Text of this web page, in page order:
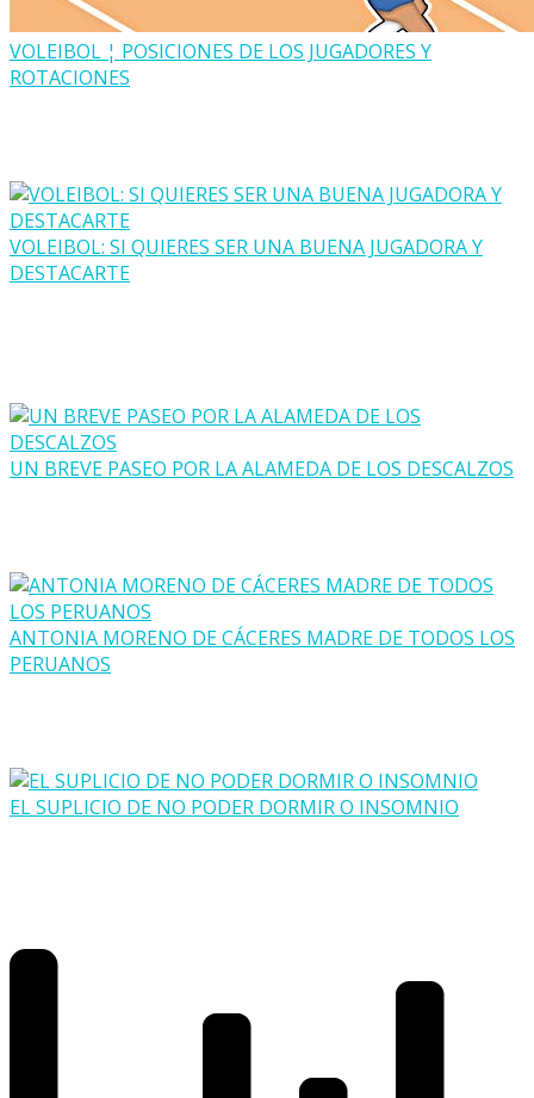
VOLEIBOL ¦ POSICIONES DE LOS JUGADORES Y
ROTACIONES
VOLEIBOL: SI QUIERES SER UNA BUENA JUGADORA Y
DESTACARTE
UN BREVE PASEO POR LA ALAMEDA DE LOS DESCALZOS
ANTONIA MORENO DE CÁCERES MADRE DE TODOS LOS
PERUANOS
EL SUPLICIO DE NO PODER DORMIR O INSOMNIO